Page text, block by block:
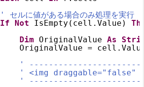
' セルに値がある場合のみ処理を実行
If
Not IsEmpty(cell.Value)
Dim
OriginalValue As
OriginalValue =
'
' <img
'